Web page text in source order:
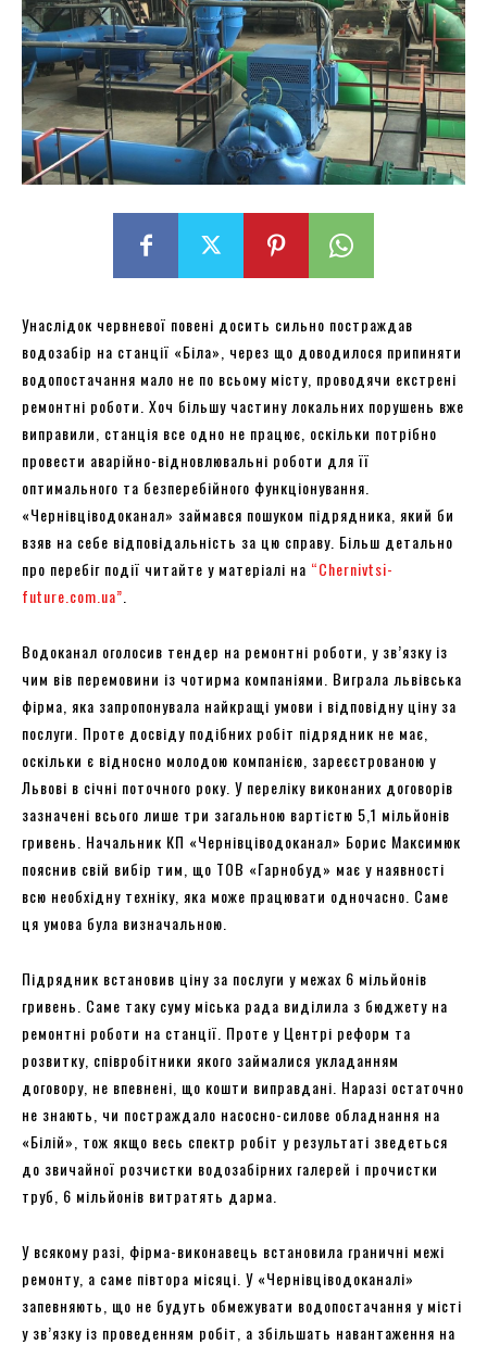
Унаслідок червневої повені досить сильно постраждав
водозабір на станції «Біла», через що доводилося припиняти
водопостачання мало не по всьому місту, проводячи екстрені
ремонтні роботи. Хоч більшу частину локальних порушень вже
виправили, станція все одно не працює, оскільки потрібно
провести аварійно-відновлювальні роботи для її
оптимального та безперебійного функціонування.
«Чернівціводоканал» займався пошуком підрядника, який би
взяв на себе відповідальність за цю справу. Більш детально
про перебіг події читайте у матеріалі на “Chernivtsi-
future.com.ua”
Водоканал оголосив тендер на ремонтні роботи, у зв’язку із
чим вів перемовини із чотирма компаніями. Виграла львівська
фірма, яка запропонувала найкращі умови і відповідну ціну за
послуги. Проте досвіду подібних робіт підрядник не має,
оскільки є відносно молодою компанією, зареєстрованою у
Львові в січні поточного року. У переліку виконаних договорів
зазначені всього лише три загальною вартістю 5,1 мільйонів
гривень. Начальник КП «Чернівціводоканал» Борис Максимюк
пояснив свій вибір тим, що ТОВ «Гарнобуд» має у наявності
всю необхідну техніку, яка може працювати одночасно. Саме
ця умова була визначальною.
Підрядник встановив ціну за послуги у межах 6 мільйонів
гривень. Саме таку суму міська рада виділила з бюджету на
ремонтні роботи на станції. Проте у Центрі реформ та
розвитку, співробітники якого займалися укладанням
договору, не впевнені, що кошти виправдані. Наразі остаточно
не знають, чи постраждало насосно-силове обладнання на
«Білій», тож якщо весь спектр робіт у результаті зведеться
до звичайної розчистки водозабірних галерей і прочистки
труб, 6 мільйонів витратять дарма.
У всякому разі, фірма-виконавець встановила граничні межі
ремонту, а саме півтора місяці. У «Чернівціводоканалі»
запевняють, що не будуть обмежувати водопостачання у місті
у зв’язку із проведенням робіт, а збільшать навантаження на